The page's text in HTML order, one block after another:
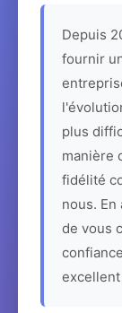
Depuis
fournir
plus
manière
fidélité
nous.
de vous